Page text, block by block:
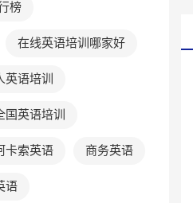
榜
在线英语培训哪家好
英语培训
国英语培训
卡索英语 商务英语
语